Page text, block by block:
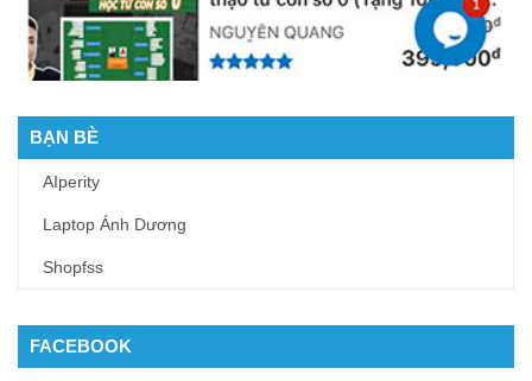
BẠN BÈ
AIperity
Laptop Ánh Dương
Shopfss
FACEBOOK